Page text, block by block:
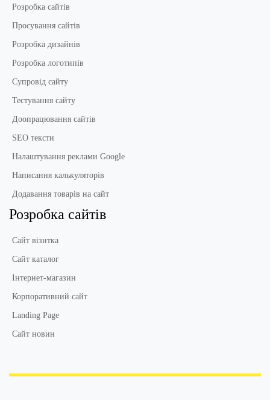
Розробка сайтів
Просування сайтів
Розробка дизайнів
Розробка логотипів
Супровід сайту
Тестування сайту
Доопрацювання сайтів
SEO тексти
Налаштування реклами Google
Написання калькуляторів
Додавання товарів на сайт
Розробка сайтів
Сайт візитка
Сайт каталог
Інтернет-магазин
Корпоративний сайт
Landing Page
Сайт новин